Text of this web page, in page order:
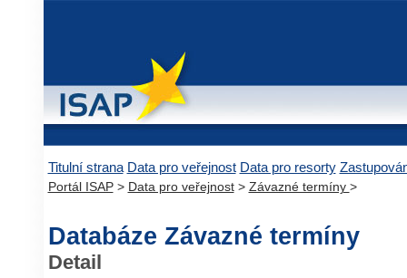
Titulní strana Data pro veřejnost Data pro resorty
Portál ISAP> Data pro veřejnost> Závazné termíny >
Databáze Závazné termíny
Detail